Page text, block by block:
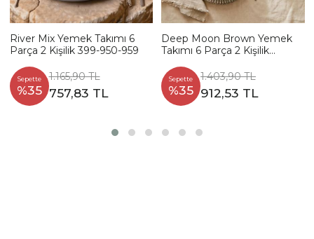
River Mix Yemek Takımı 6
Parça 2 Kişilik 399-950-959
Sepette
%35
1.165,90 TL
757,83 TL
Deep Moon Brown Yemek
Takımı 6 Parça 2 Kişilik
Sepette
%35
1.403,90 TL
912,53 TL